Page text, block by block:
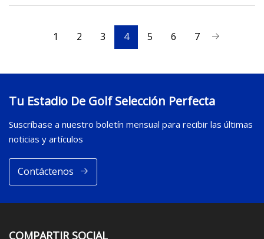
1 2 3 4 5 6 7
Tu Estadio De Golf Selección Perfecta
Suscríbase a nuestro boletín mensual para recibir las últimas
noticias y artículos
Contáctenos
COMPARTIR SOCIAL